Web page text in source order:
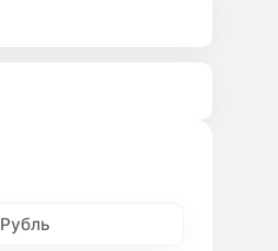
Рубль